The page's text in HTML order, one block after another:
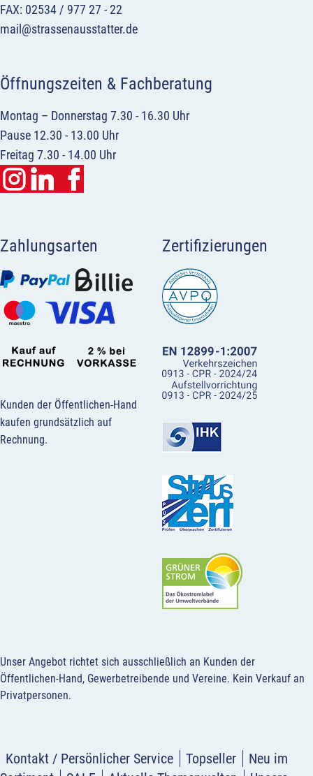
FAX: 02534 / 977 27 - 22
mail@strassenausstatter.de
Öffnungszeiten & Fachberatung
Montag – Donnerstag 7.30 - 16.30 Uhr
Pause 12.30 - 13.00 Uhr
Freitag 7.30 - 14.00 Uhr
Zahlungsarten
Kunden der Öffentlichen-Hand
kaufen grundsätzlich auf
Rechnung.
Zertifizierungen
Unser Angebot richtet sich ausschließlich an Kunden der
Öffentlichen-Hand, Gewerbetreibende und Vereine. Kein Verkauf an
Privatpersonen.
Kontakt / Persönlicher Service Topseller
Neu im